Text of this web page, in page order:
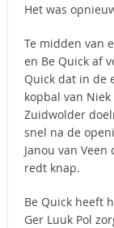
Het was
Te midden van
en Be Quick af
Quick dat in de
kopbal van
Zuidwolder
snel na de
Janou van
redt knap.
Be Quick heeft
Ger Luuk Pol